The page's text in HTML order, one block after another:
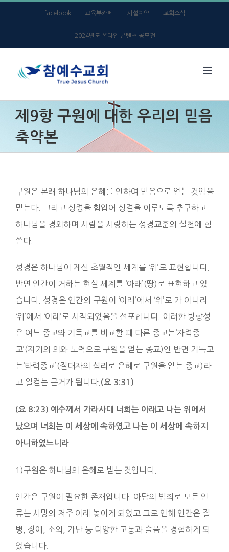
facebook 교육부카페 시설예약 교회소식
2024년도 온라인 콘텐츠 공모전
제9항 구원에 대한 우리의 믿음
축약본
구원은 본래 하나님의 은혜를 인하여 믿음으로 얻는 것임을
믿는다. 그리고 성령을 힘입어 성결을 이루도록 추구하고
하나님을 경외하며 사람을 사랑하는 성경교훈의 실천에 힘
쓴다.
성경은 하나님이 계신 초월적인 세계를 ‘위’로 표현합니다.
반면 인간이 거하는 현실 세계를 ‘아래’(땅)로 표현하고 있
습니다. 성경은 인간의 구원이 ‘아래’에서 ‘위’로 가 아니라
‘위’에서 ‘아래’로 시작되었음을 선포합니다. 이러한 방향성
은 여느 종교와 기독교를 비교할 때 다른 종교는‘자력종
교’(자기의 의와 노력으로 구원을 얻는 종교)인 반면 기독교
는‘타력종교’(절대자의 섭리로 은혜로 구원을 얻는 종교)라
고 일컫는 근거가 됩니다. (요 3:31)
(요 8:23) 예수께서 가라사대 너희는 아래고 나는 위에서
났으며 너희는 이 세상에 속하였고 나는 이 세상에 속하지
아니하였느니라
1)구원은 하나님의 은혜로 받는 것입니다.
인간은 구원이 필요한 존재입니다. 아담의 범죄로 모든 인
류는 사망의 저주 아래 놓이게 되었고 그로 인해 인간은 질
병, 장애, 소외, 가난 등 다양한 고통과 슬픔을 경험하게 되
었습니다.